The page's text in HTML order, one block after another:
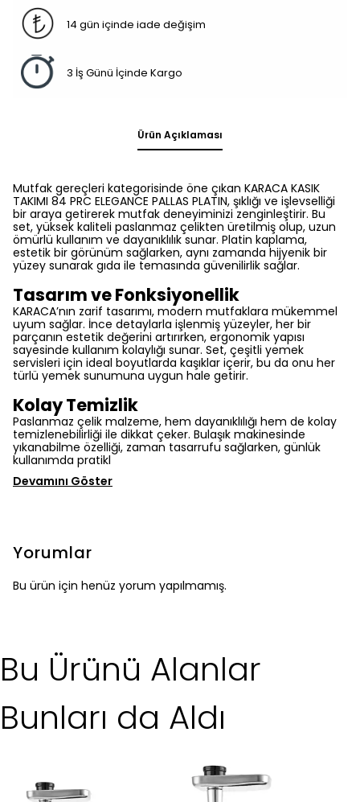
14 gün içinde iade değişim
3 İş Günü İçinde Kargo
Ürün Açıklaması
Mutfak gereçleri kategorisinde öne çıkan KARACA KASIK
TAKIMI 84 PRC ELEGANCE PALLAS PLATIN, şıklığı ve işlevselliği
bir araya getirerek mutfak deneyiminizi zenginleştirir. Bu
set, yüksek kaliteli paslanmaz çelikten üretilmiş olup, uzun
ömürlü kullanım ve dayanıklılık sunar. Platin kaplama,
estetik bir görünüm sağlarken, aynı zamanda hijyenik bir
yüzey sunarak gıda ile temasında güvenilirlik sağlar.
Tasarım ve Fonksiyonellik
KARACA’nın zarif tasarımı, modern mutfaklara mükemmel
uyum sağlar. İnce detaylarla işlenmiş yüzeyler, her bir
parçanın estetik değerini artırırken, ergonomik yapısı
sayesinde kullanım kolaylığı sunar. Set, çeşitli yemek
servisleri için ideal boyutlarda kaşıklar içerir, bu da onu her
türlü yemek sunumuna uygun hale getirir.
Kolay Temizlik
Paslanmaz çelik malzeme, hem dayanıklılığı hem de kolay
temizlenebilirliği ile dikkat çeker. Bulaşık makinesinde
yıkanabilme özelliği, zaman tasarrufu sağlarken, günlük
kullanımda pratikl
Devamını Göster
Yorumlar
Bu ürün için henüz yorum yapılmamış.
Bu Ürünü Alanlar
Bunları da Aldı